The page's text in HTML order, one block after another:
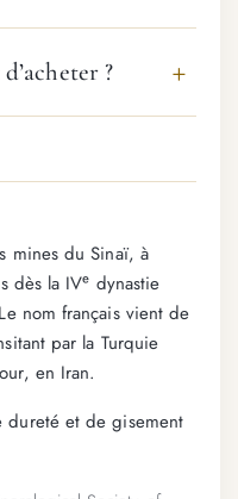
?
mines du Sinaï, à
dès la IVᵉ dynastie
nom français vient de
par la Turquie
en Iran.
dureté et de gisement